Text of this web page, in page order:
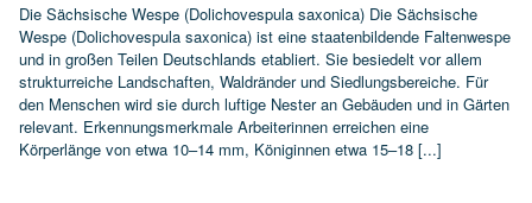
Die Sächsische Wespe (Dolichovespula saxonica) Die Sächsische
Wespe (Dolichovespula saxonica) ist eine staatenbildende Faltenwespe
und in großen Teilen Deutschlands etabliert. Sie besiedelt vor allem
strukturreiche Landschaften, Waldränder und Siedlungsbereiche. Für
den Menschen wird sie durch luftige Nester an Gebäuden und in Gärten
relevant. Erkennungsmerkmale Arbeiterinnen erreichen eine
Körperlänge von etwa 10–14 mm, Königinnen etwa 15–18 [...]